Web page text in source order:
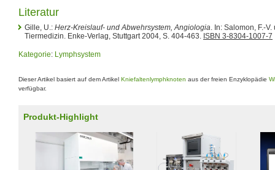
Literatur
Gille, U.: Herz-Kreislauf- und Abwehrsystem, Angiologia. In: Salomon, F.-
Tiermedizin. Enke-Verlag, Stuttgart 2004, S. 404-463. ISBN 3-8304-1007-7
Kategorie: Lymphsystem
Dieser Artikel basiert auf dem Artikel Kniefaltenlymphknoten aus der freien Enzyklopädie
verfügbar.
Produkt-Highlight